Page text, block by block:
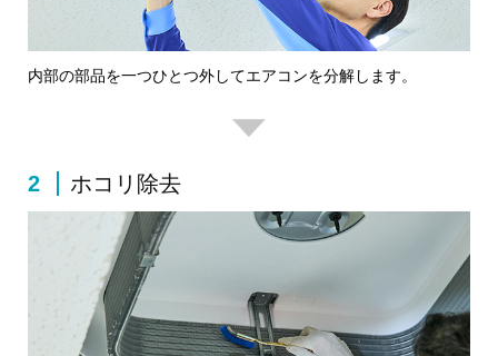
内部の部品を一つひとつ外してエアコンを分解します。
2 ホコリ除去